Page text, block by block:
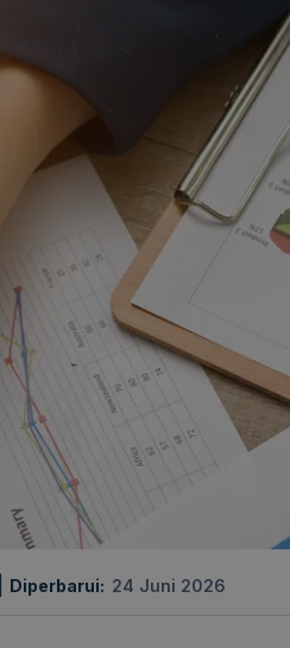
Diperbarui: 24 Juni 2026